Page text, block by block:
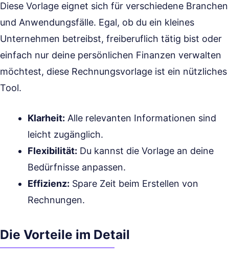
Diese Vorlage eignet sich für verschiedene Branchen
und Anwendungsfälle. Egal, ob du ein kleines
Unternehmen betreibst, freiberuflich tätig bist oder
einfach nur deine persönlichen Finanzen verwalten
möchtest, diese Rechnungsvorlage ist ein nützliches
Tool.
Klarheit: Alle relevanten Informationen sind
leicht zugänglich.
Flexibilität: Du kannst die Vorlage an deine
Bedürfnisse anpassen.
Effizienz: Spare Zeit beim Erstellen von
Rechnungen.
Die Vorteile im Detail